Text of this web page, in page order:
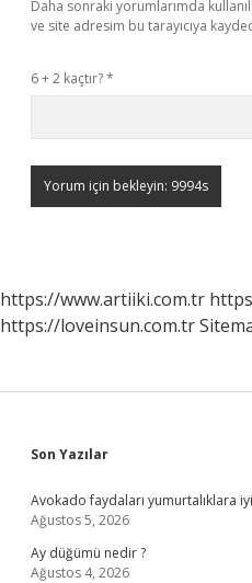
Daha sonraki yorumlarımda
ve site adresim bu tarayıcıya
6 + 2 kaçtır?*
https://www.artiiki.com.tr
https://loveinsun.com.tr
Sidebar
Son Yazılar
Avokado faydaları yumurtalıklara
Ağustos 5, 2026
Ay düğümü nedir ?
Ağustos 4, 2026